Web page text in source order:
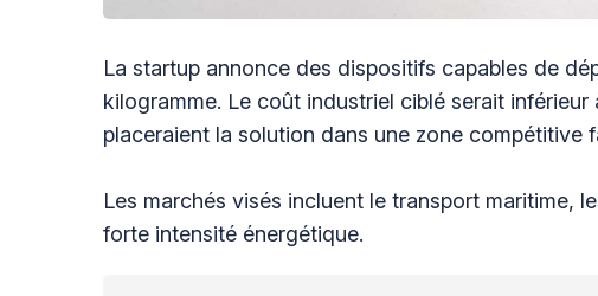
La startup annonce des dispositifs capables de
kilogramme. Le coût industriel ciblé serait inférieur
placeraient la solution dans une zone compétitive
Les marchés visés incluent le transport maritime,
forte intensité énergétique.